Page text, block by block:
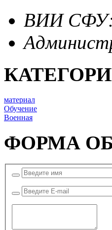
ВИИ
материал
Обучение
Военная
ФОРМА